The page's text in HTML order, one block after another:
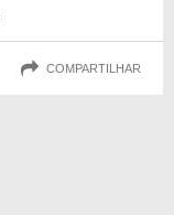
COMPARTILHAR